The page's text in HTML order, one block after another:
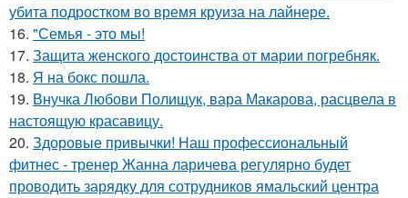
убита подростком во время круиза на лайнере.
16. "Семья - это мы!
17. Защита женского достоинства от марии погребняк.
18. Я на бокс пошла.
19. Внучка Любови Полищук, вара Макарова, расцвела в
настоящую красавицу.
20. Здоровые привычки! Наш профессиональный
фитнес - тренер Жанна ларичева регулярно будет
проводить зарядку для сотрудников ямальский центра